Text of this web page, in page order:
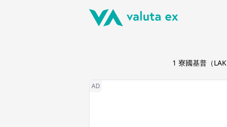
1 寮國基普 （LAK